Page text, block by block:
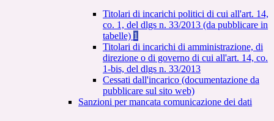
Titolari di incarichi politici di cui all'art. 14,
co. 1, del dlgs n. 33/2013 (da pubblicare in
tabelle) 1
Titolari di incarichi di amministrazione, di
direzione o di governo di cui all'art. 14, co.
1-bis, del dlgs n. 33/2013
Cessati dall'incarico (documentazione da
pubblicare sul sito web)
Sanzioni per mancata comunicazione dei dati